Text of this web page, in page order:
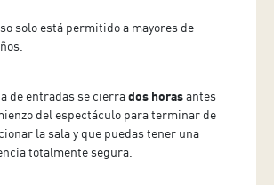
solo está permitido a mayores de
de entradas se cierrados horasantes
del espectáculo para terminar de
la sala y que puedas tener una
totalmente segura.